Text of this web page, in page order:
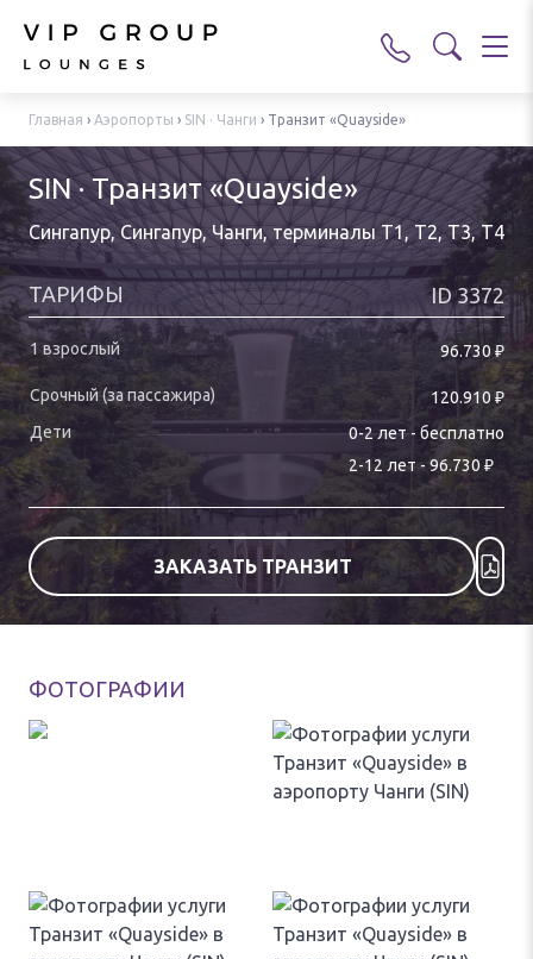
Главная › Аэропорты › SIN · Чанги › Транзит «Quayside»
SIN · Транзит «Quayside»
Сингапур, Сингапур, Чанги, терминалы T1, T2, T3, T4
ТАРИФЫ ID3372
96.730 ₽
120.910 ₽
0-2лет- бесплатно
2-12 лет-96.730 ₽
ЗАКАЗАТЬ ТРАНЗИТ
ФОТОГРАФИИ